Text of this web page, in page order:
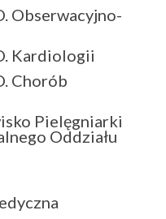
Obserwacyjno-
Kardiologii
Chorób
Pielęgniarki
Oddziału